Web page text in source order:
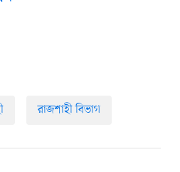
রাজশাহী বিভাগ